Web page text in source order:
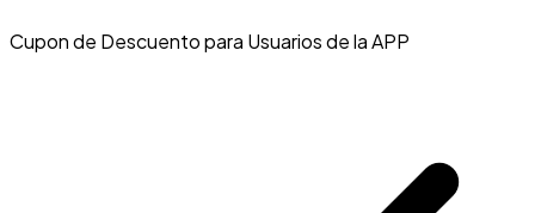
Cupon de Descuento para Usuarios de la APP